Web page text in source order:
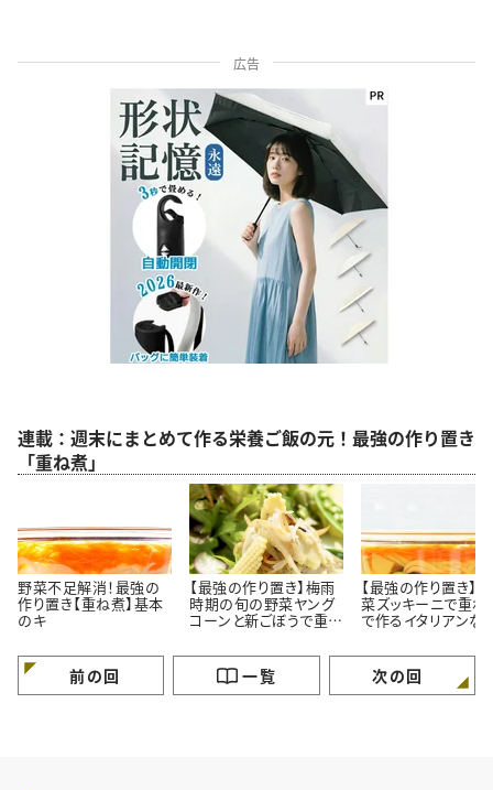
広告
連載：週末にまとめて作る栄養ご飯の元！最強の作り置き
「重ね煮」
野菜不足解消！最強の
作り置き【重ね煮】基本
のキ
【最強の作り置き】梅雨
時期の旬の野菜ヤング
コーンと新ごぼうで重ね
【最強の作り置き】
菜ズッキーニで重ね
で作るイタリアンな
前の回 一覧 次の回